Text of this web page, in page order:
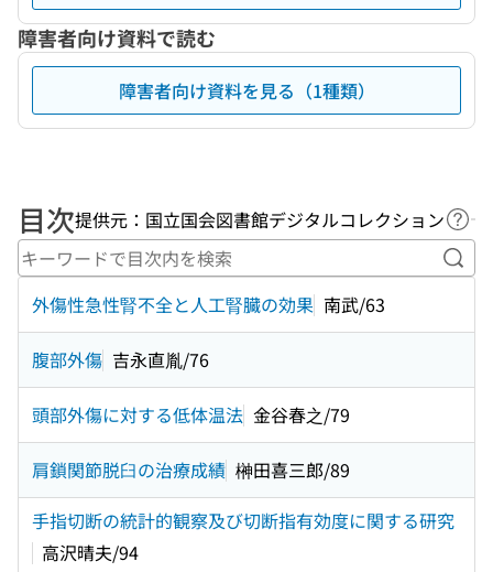
障害者向け資料で読む
障害者向け資料を見る（1種類）
目次提供元：国立国会図書館デジタルコレクション ヘ
キ
外傷性急性腎不全と人工腎臓の効果 南武/63
腹部外傷 吉永直胤/76
頭部外傷に対する低体温法 金谷春之/79
肩鎖関節脱臼の治療成績 榊田喜三郎/89
手指切断の統計的観察及び切断指有効度に関する研究
高沢晴夫/94